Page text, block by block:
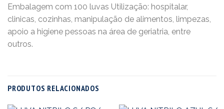
Embalagem com 100 luvas Utilização: hospitalar,
clinicas, cozinhas, manipulação de alimentos, limpezas,
apoio a higiene pessoas na área de geriatria, entre
outros.
PRODUTOS RELACIONADOS